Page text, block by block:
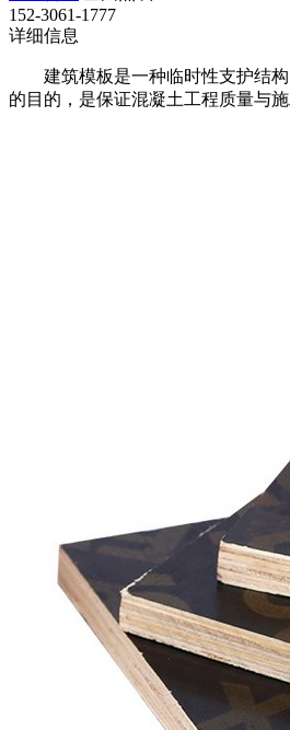
152-3061-1777
详细信息
建筑模板是一种临时性支护结
的目的，是保证混凝土工程质量与